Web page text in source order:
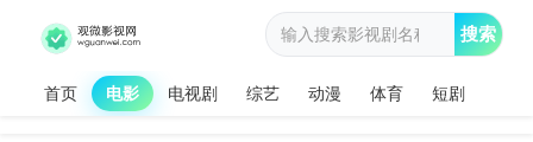
首页 电影 电视剧 综艺 动漫 体育 短剧
搜索